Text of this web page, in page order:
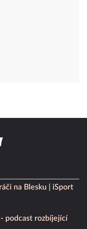
na Blesku
iSport
- podcast rozbíjející